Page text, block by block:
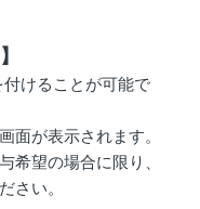
けることが可能で
面が表示されます。
希望の場合に限り、
さい。